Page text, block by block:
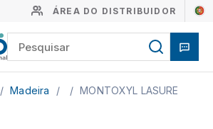
ÁREA DO DISTRIBUIDOR
/ Madeira / / MONTOXYL LASURE